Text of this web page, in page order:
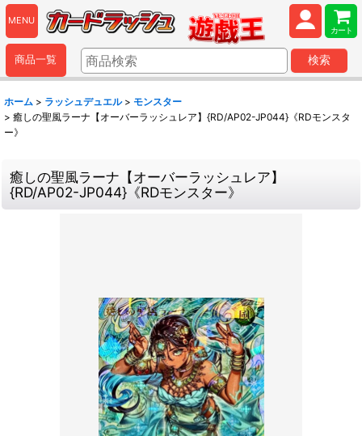
MENU
カート
商品一覧 検索
ホーム > ラッシュデュエル > モンスター
> 癒しの聖風ラーナ【オーバーラッシュレア】{RD/AP02-JP044}《RDモンスタ
ー》
癒しの聖風ラーナ【オーバーラッシュレア】
{RD/AP02-JP044}《RDモンスター》